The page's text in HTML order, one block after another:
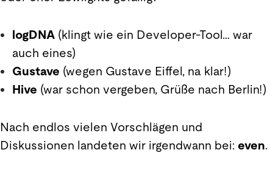
logDNA (klingt wie ein Developer-Tool… war
auch eines)
Gustave (wegen Gustave Eiffel, na klar!)
Hive (war schon vergeben, Grüße nach Berlin!)
Nach endlos vielen Vorschlägen und
Diskussionen landeten wir irgendwann bei: even.